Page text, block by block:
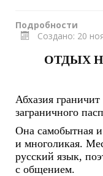
Подробности
Создано: 20
ОТДЫХ
Абхазия
заграничного
Она самобытная и
и многоликая.
русский язык,
с общением.